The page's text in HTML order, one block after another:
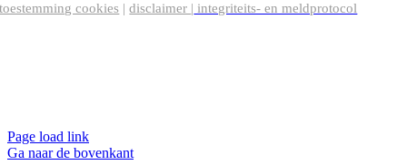
toestemming cookies |disclaimer | integriteits- en meldprotocol
Page load link
Ga naar de bovenkant